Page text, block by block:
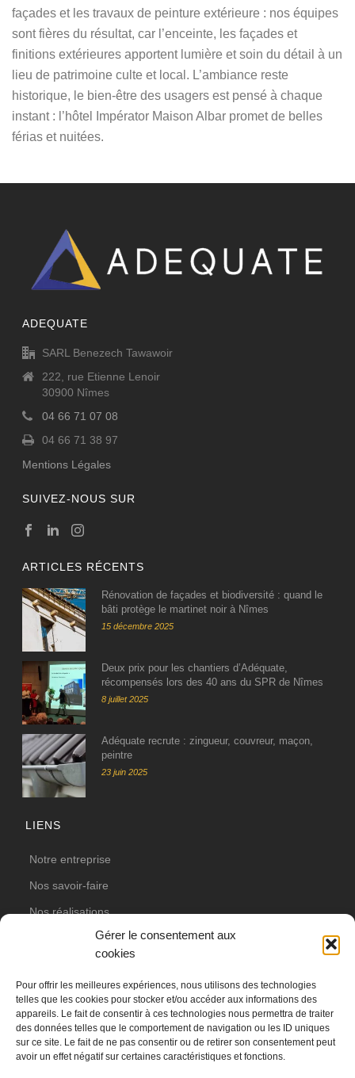
Gérer le consentement aux
cookies
Pour offrir les meilleures expériences, nous utilisons des technologies
telles que les cookies pour stocker et/ou accéder aux informations des
appareils. Le fait de consentir à ces technologies nous permettra de traiter
des données telles que le comportement de navigation ou les ID uniques
sur ce site. Le fait de ne pas consentir ou de retirer son consentement peut
avoir un effet négatif sur certaines caractéristiques et fonctions.
façades et les travaux de peinture extérieure : nos équipes
sont fières du résultat, car l’enceinte, les façades et
finitions extérieures apportent lumière et soin du détail à un
lieu de patrimoine culte et local. L’ambiance reste
historique, le bien-être des usagers est pensé à chaque
instant : l’hôtel Impérator Maison Albar promet de belles
férias et nuitées.
ADEQUATE
SARL Benezech Tawawoir
222, rue Etienne Lenoir
30900 Nîmes
04 66 71 07 08
04 66 71 38 97
Mentions Légales
SUIVEZ-NOUS SUR
ARTICLES RÉCENTS
Rénovation de façades et biodiversité : quand le
bâti protège le martinet noir à Nîmes
15 décembre 2025
Deux prix pour les chantiers d’Adéquate,
récompensés lors des 40 ans du SPR de Nîmes
8 juillet 2025
Adéquate recrute : zingueur, couvreur, maçon,
peintre
23 juin 2025
LIENS
Notre entreprise
Nos savoir-faire
Nos réalisations
Nos partenaires
Contact